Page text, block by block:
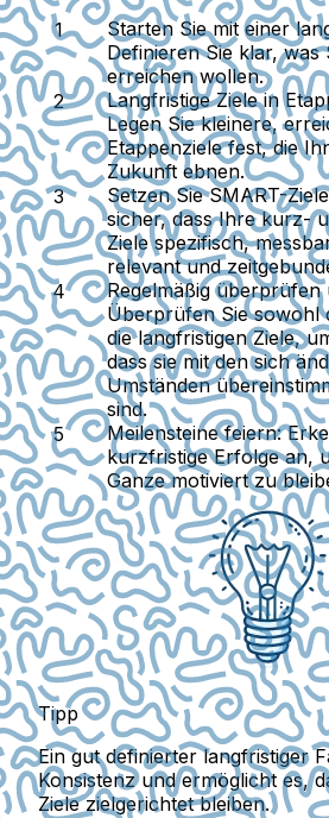
Starten Sie mit einer
Definieren Sie klar, was
erreichen wollen.
Langfristige Ziele in
Legen Sie kleinere,
Etappenziele fest, die
Zukunft ebnen.
Setzen Sie SMART-Ziele
sicher, dass Ihre kurz-
Ziele spezifisch,
relevant und
Regelmäßig überprüfen
Überprüfen Sie sowohl
die langfristigen Ziele,
dass sie mit den sich
Umständen
sind.
Meilensteine feiern:
kurzfristige Erfolge an,
Ganze motiviert zu
Tipp
Ein gut definierter langfristiger
Konsistenz und ermöglicht es,
Ziele zielgerichtet bleiben.